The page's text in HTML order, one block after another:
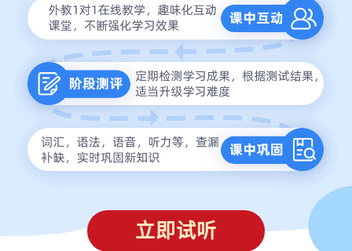
立即试听